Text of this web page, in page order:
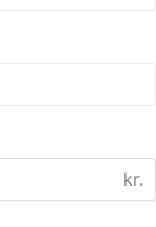
kr.